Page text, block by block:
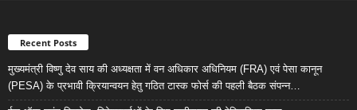
Recent Posts
मुख्यमंत्री विष्णु देव साय की अध्यक्षता में वन अधिकार अधिनियम (FRA) एवं पेसा कानून
(PESA) के प्रभावी क्रियान्वयन हेतु गठित टास्क फोर्स की पहली बैठक संपन्न…